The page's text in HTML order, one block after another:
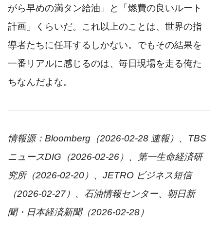
がら早めの満タン給油」と「燃費の良いルート
計画」くらいだ。これ以上のことは、世界の指
導者たちに任耳するしかない。でもその結果を
一番リアルに感じるのは、毎日現場を走る俺た
ちなんだよな。
情報源：Bloomberg（2026-02-28 速報）、TBS
ニュースDIG（2026-02-26）、第一生命経済研
究所（2026-02-20）、JETRO ビジネス短信
（2026-02-27）、石油情報センター、朝日新
聞・日本経済新聞（2026-02-28）